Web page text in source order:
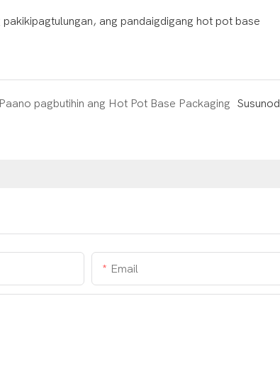
ang pandaigdigang hot pot base
Paano pagbutihin ang Hot Pot Base Packaging Susunod
Email